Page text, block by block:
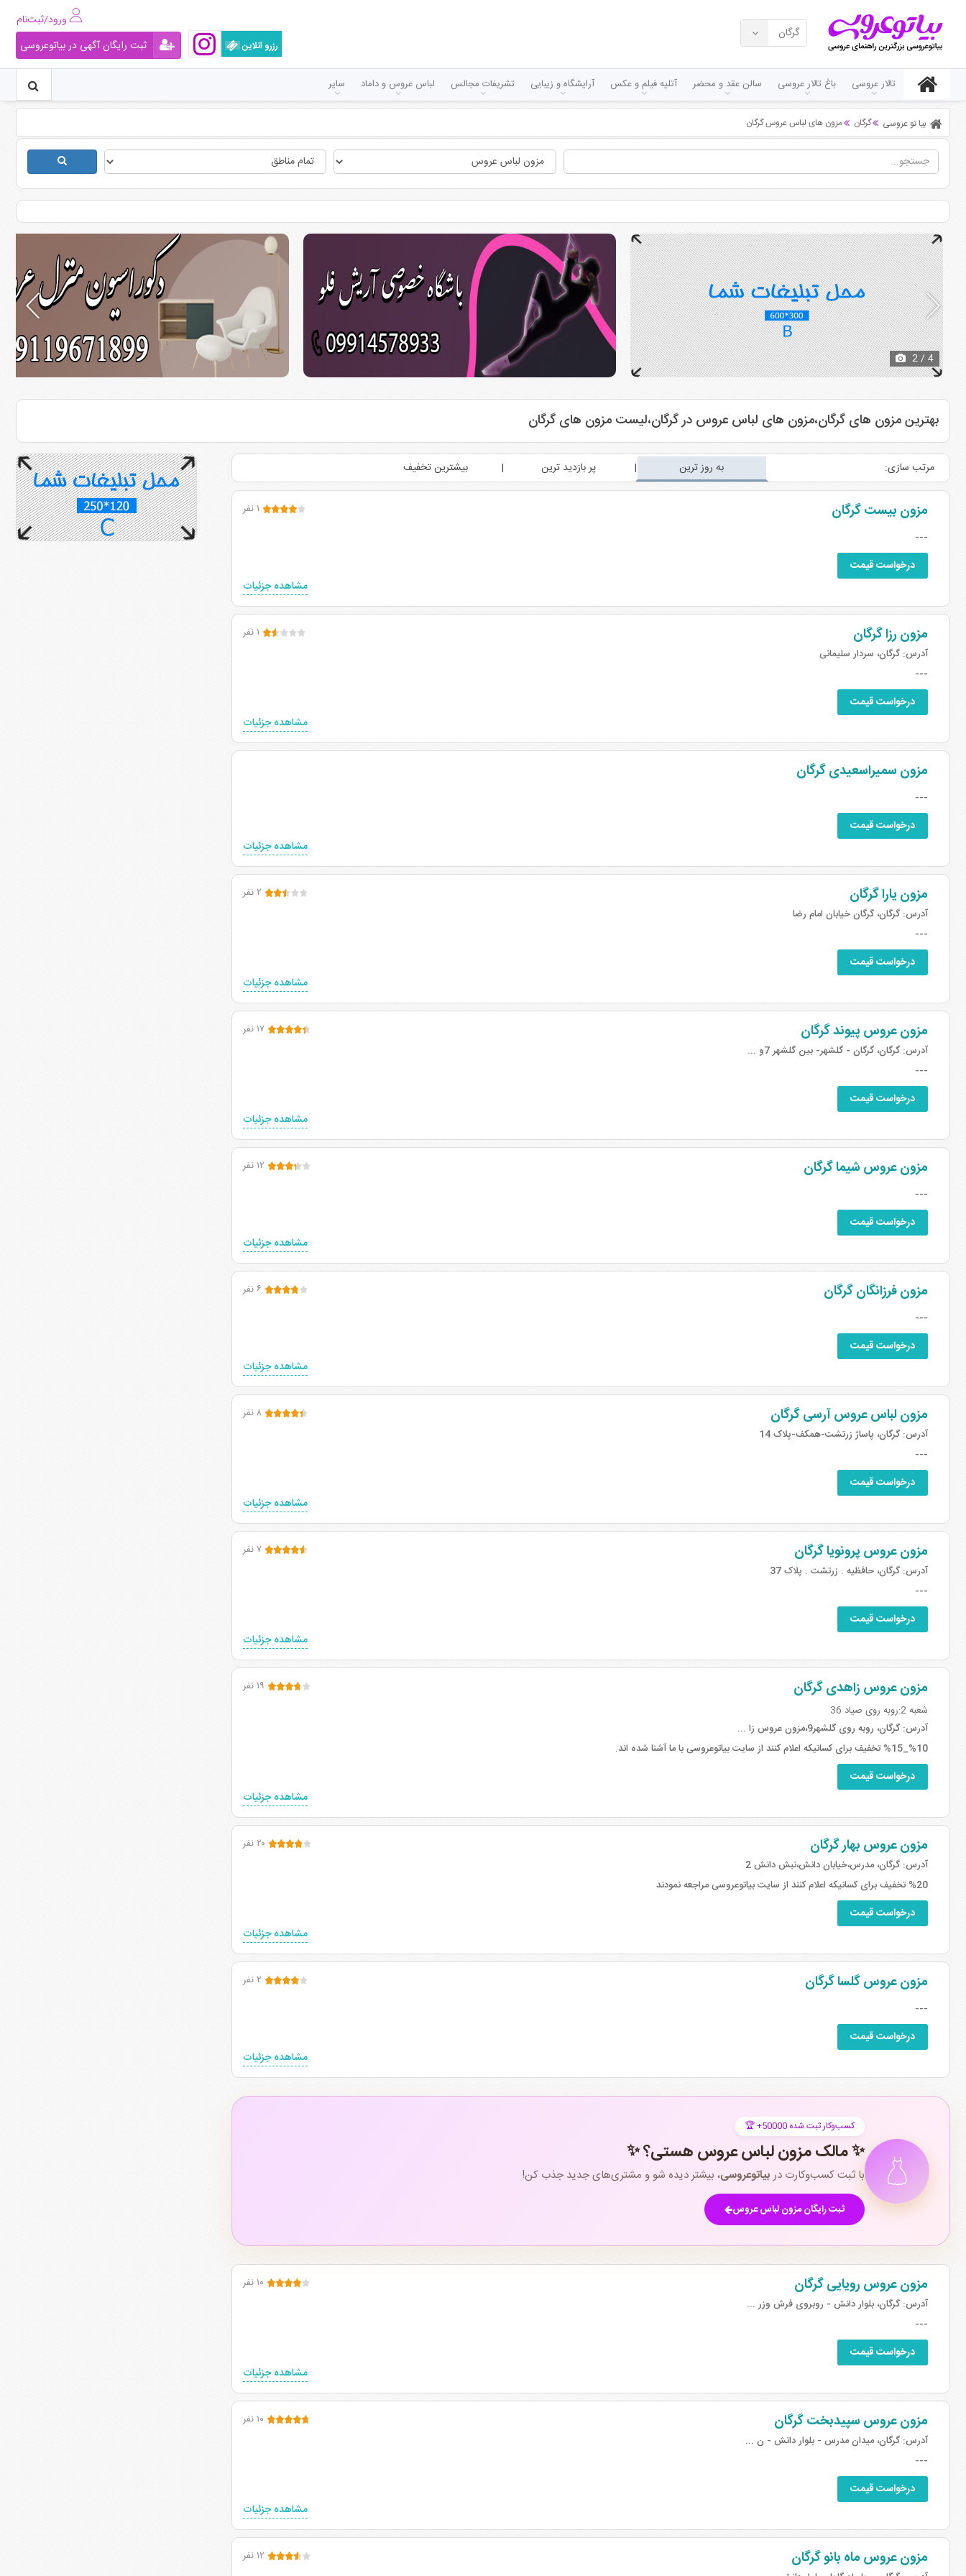
گرگان
رزرو آنلاین
ثبت رایگان آگهی در بیاتوعروسی
تالار عروسی باغ تالار عروسی سالن عقد و محضر آتلیه فیلم و عکس آرایشگاه و زیبایی تشریفات مجالس لباس عروس و داماد سایر
بیا تو عروسی گرگان مزون های لباس عروس گرگان
3/ 4
بهترین مزون های گرگان،مزون های لباس عروس در گرگان،لیست مزون های گرگان
مرتب سازی: به روز ترین پر بازدید ترین بیشترین تخفیف
مزون بیست گرگان
۱ نفر
---
درخواست قیمت
مشاهده جزئیات
مزون رزا گرگان
۱ نفر
آدرس: گرگان، سردار سلیمانی
---
درخواست قیمت
مشاهده جزئیات
مزون سمیراسعیدی گرگان
---
درخواست قیمت
مشاهده جزئیات
مزون یارا گرگان
۲ نفر
آدرس: گرگان، گرگان خیابان امام رضا
---
درخواست قیمت
مشاهده جزئیات
مزون عروس پیوند گرگان
۱۷ نفر
آدرس: گرگان، گرگان - گلشهر- بین گلشهر 7و ...
---
درخواست قیمت
مشاهده جزئیات
مزون عروس شیما گرگان
۱۲ نفر
---
درخواست قیمت
مشاهده جزئیات
مزون فرزانگان گرگان
۶ نفر
---
درخواست قیمت
مشاهده جزئیات
مزون لباس عروس آرسی گرگان
۸ نفر
آدرس: گرگان، پاساژ زرتشت-همکف-پلاک 14
---
درخواست قیمت
مشاهده جزئیات
مزون عروس پرونویا گرگان
۷ نفر
آدرس: گرگان، حافظیه . زرتشت . پلاک 37
---
درخواست قیمت
مشاهده جزئیات
مزون عروس زاهدی گرگان
۱۹ نفر
شعبه 2:روبه روی صیاد 36
آدرس: گرگان، روبه روی گلشهر9،مزون عروس زا ...
%10_%15 تخفیف برای کسانیکه اعلام کنند از سایت بیاتوعروسی با ما آشنا شده اند.
درخواست قیمت
مشاهده جزئیات
مزون عروس بهار گرگان
۲۰ نفر
آدرس: گرگان، مدرس،خیابان دانش،نبش دانش 2
%20 تخفیف برای کسانیکه اعلام کنند از سایت بیاتوعروسی مراجعه نمودند
درخواست قیمت
مشاهده جزئیات
مزون عروس گلسا گرگان
۲ نفر
---
درخواست قیمت
مشاهده جزئیات
🏆 +50000 کسب‌وکار ثبت شده
✨ مالک مزون لباس عروس هستی؟ ✨
با ثبت کسب‌وکارت دربیاتوعروسی، بیشتر دیده شو و مشتری‌های جدید جذب کن!
ثبت رایگان مزون لباس عروس
مزون عروس رویایی گرگان
۱۰ نفر
آدرس: گرگان، بلوار دانش - روبروی فرش وزر ...
---
درخواست قیمت
مشاهده جزئیات
مزون عروس سپیدبخت گرگان
۱۰ نفر
آدرس: گرگان، میدان مدرس - بلوار دانش - ن ...
---
درخواست قیمت
مشاهده جزئیات
مزون عروس ماه بانو گرگان
۱۲ نفر